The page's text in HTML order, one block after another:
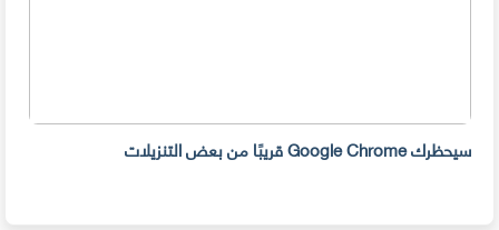
سيحظرك Google Chrome قريبًا من بعض التنزيلات